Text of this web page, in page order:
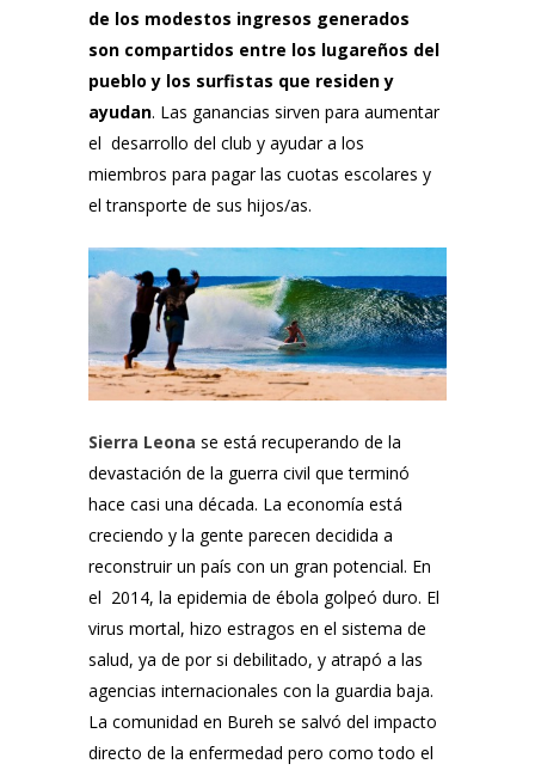
de los modestos ingresos generados
son compartidos entre los lugareños del
pueblo y los surfistas que residen y
ayudan. Las ganancias sirven para aumentar
el desarrollo del club y ayudar a los
miembros para pagar las cuotas escolares y
el transporte de sus hijos/as.
Sierra Leona se está recuperando de la
devastación de la guerra civil que terminó
hace casi una década. La economía está
creciendo y la gente parecen decidida a
reconstruir un país con un gran potencial. En
el 2014, la epidemia de ébola golpeó duro. El
virus mortal, hizo estragos en el sistema de
salud, ya de por si debilitado, y atrapó a las
agencias internacionales con la guardia baja.
La comunidad en Bureh se salvó del impacto
directo de la enfermedad pero como todo el